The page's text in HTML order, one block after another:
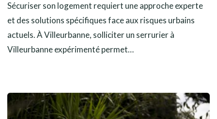
Sécuriser son logement requiert une approche experte
et des solutions spécifiques face aux risques urbains
actuels. À Villeurbanne, solliciter un serrurier à
Villeurbanne expérimenté permet…